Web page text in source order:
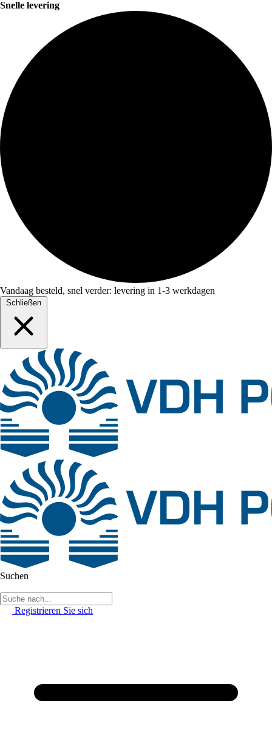
Snelle levering
Vandaag besteld, snel verder: levering in 1-3 werkdagen
Schließen
Suchen
Registrieren Sie sich